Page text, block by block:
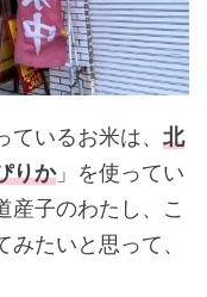
いるお米は、 北
りか」を使ってい
産子のわたし、こ
たいと思って、